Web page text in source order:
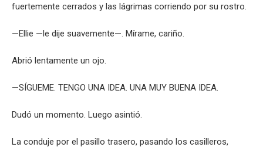
fuertemente cerrados y las lágrimas corriendo por su rostro.
—Ellie —le dije suavemente—. Mírame, cariño.
Abrió lentamente un ojo.
—SÍGUEME. TENGO UNA IDEA. UNA MUY BUENA IDEA.
Dudó un momento. Luego asintió.
La conduje por el pasillo trasero, pasando los casilleros,